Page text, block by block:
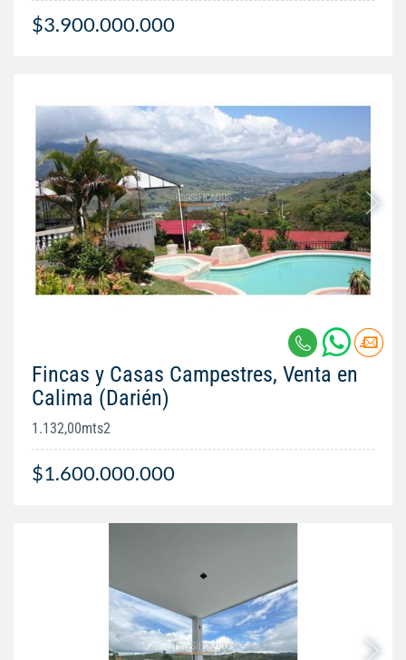
$3.900.000.000
Fincas y Casas Campestres, Venta en
Calima (Darién)
1.132,00mts2
$1.600.000.000